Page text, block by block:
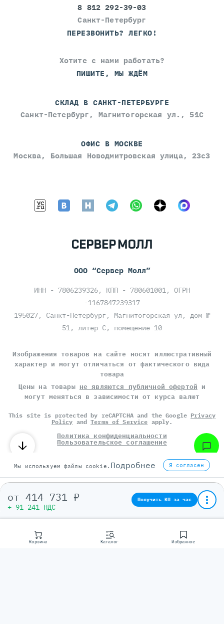
Корзина Каталог Избранное
от 414 731 ₽
+ 91 241 НДС
Получить КП за час
8 812 292-39-03
Санкт-Петербург
ПЕРЕЗВОНИТЬ? ЛЕГКО!
Хотите с нами работать?
ПИШИТЕ, МЫ ЖДЁМ
СКЛАД В САНКТ-ПЕТЕРБУРГЕ
Санкт-Петербург, Магнитогорская ул., 51С
ОФИС В МОСКВЕ
Москва, Большая Новодмитровская улица, 23с3
ООО “Сервер Молл”
ИНН - 7806239326, КПП - 780601001, ОГРН
-1167847239317
195027, Санкт-Петербург, Магнитогорская ул, дом №
51, литер С, помещение 10
Изображения товаров на сайте носят иллюстративный
характер и могут отличаться от фактического вида
товара
Цены на товары не являются публичной офертой и
могут меняться в зависимости от курса валют
This site is protected by reCAPTCHA and the Google Privacy
Policy andTerms of Service apply.
Политика конфиденциальности
Пользовательское соглашение
©СЕРВЕР МОЛЛ, 2014-2026
Мы используем файлы cookie. Подробнее Я согласен